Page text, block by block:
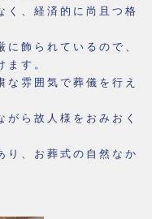
く、経済的に尚且つ格
に飾られているので、
ます。
な雰囲気で葬儀を行え
がら故人様をおみおく
り、お葬式の自然なか